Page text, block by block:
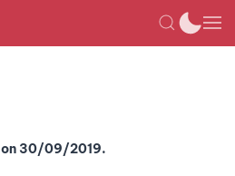
on 30/09/2019.